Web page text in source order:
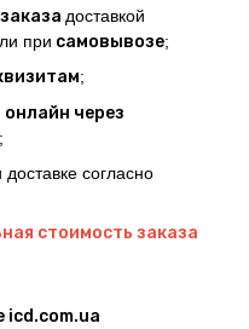
доставкой
при самовывозе;
;
через
;
доставке согласно
стоимость заказа
icd.com.ua